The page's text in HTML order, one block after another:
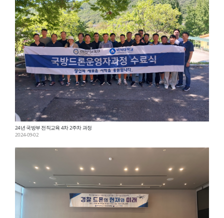
24년 국방부 전직교육 4차 2주차 과정
2024-09-02